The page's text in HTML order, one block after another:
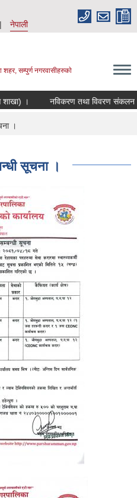
नेपाली
शहर, सम्पुर्ण नगरवासीहरुकाे
। नविकरण तथा विवरण संकलन
।
सूचना ।